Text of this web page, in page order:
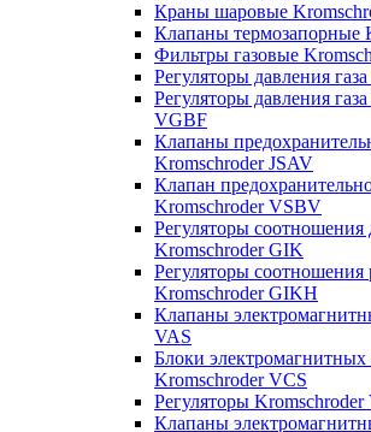
Краны шаровые
Клапаны термозапорные
Фильтры газовые
Регуляторы давления
Регуляторы давления
VGBF
Клапаны
Kromschroder JSAV
Клапан
Kromschroder VSBV
Регуляторы соотношения
Kromschroder GIK
Регуляторы соотношения
Kromschroder GIKH
Клапаны
VAS
Блоки электромагнитных
Kromschroder VCS
Регуляторы
Клапаны